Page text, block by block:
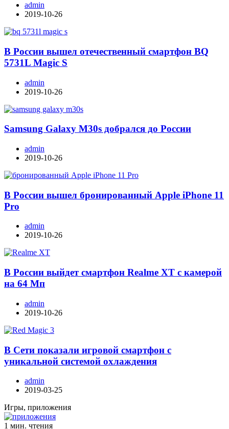
admin
2019-10-26
В России вышел отечественный смартфон BQ
5731L Magic S
admin
2019-10-26
Samsung Galaxy M30s добрался до России
admin
2019-10-26
В России вышел бронированный Apple iPhone 11
Pro
admin
2019-10-26
В России выйдет смартфон Realme XT с камерой
на 64 Мп
admin
2019-10-26
В Сети показали игровой смартфон с
уникальной системой охлаждения
admin
2019-03-25
Игры, приложения
1 мин. чтения